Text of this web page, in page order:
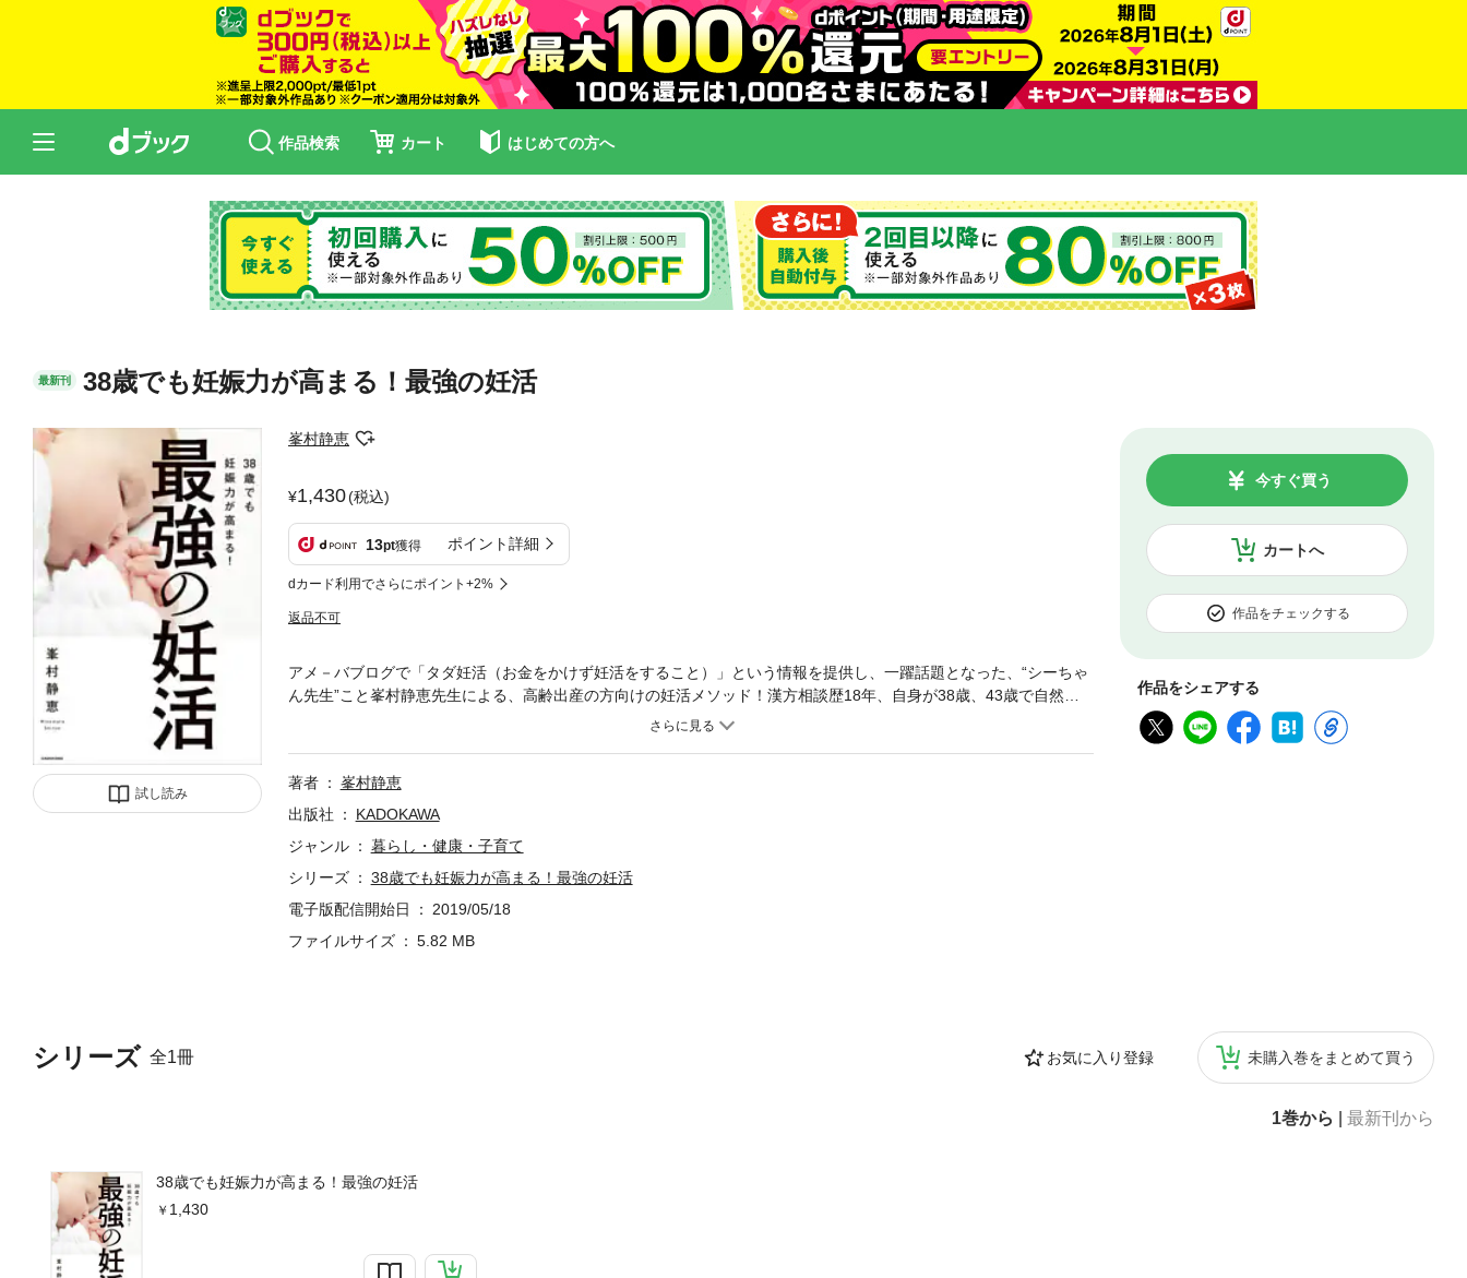
作品検索 カート はじめての方へ
最新刊 38歳でも妊娠力が高まる！最強の妊活
試し読み
峯村静恵
1,430(税込)
13pt獲得 ポイント詳細
dカード利用でさらにポイント+2%
返品不可
カートへ
今すぐ買う
作品をチェックする
作品をシェアする
シリーズ 全1冊 お気に入り登録 未購入巻をまとめて買う
1巻から 最新刊から
38歳でも妊娠力が高まる！最強の妊活
1,430
アメ－バブログで「タダ妊活（お金をかけず妊活をすること）」という情報を提供し、一躍話題となった、“シーちゃ
ん先生”こと峯村静恵先生による、高齢出産の方向けの妊活メソッド！漢方相談歴18年、自身が38歳、43歳で自然妊
娠・出産をした経験を踏まえた妊活養生術と“シーちゃんメソッド”をパワーアップさせた“新シーちゃんメソッド”を本
メンタル―気血をスムーズに流し、精神を安定させるなど、すぐに実践できることをやるだけで、あなたの体はみる
みる変わっていきます！今すぐ「新しーちゃんメソッド」で養生生活を送りましょう。～目次（一部抜粋）～第１
できる！ 新シーちゃんメソッドを始めよう・１睡眠―30代は21時、40代は20時までに就寝・２食事―「タンパク
質」を毎食とっていますか？・３疲れさせない―自分自身をいたわって・４抗酸化―錆びない身体をめざす・５メン
タル―いろいろと気にしすぎないように！第４章 タイプ別実践！「新シーちゃんメソッド」タイプ別妊活実践編・
妊・５いつも不機嫌、こじらせ肝うつ不妊・６どこも不調はないのに妊娠しない、元気いっぱい不妊・７第一子妊
著者
峯村静恵
出版社
KADOKAWA
ジャンル
暮らし・健康・子育て
シリーズ
38歳でも妊娠力が高まる！最強の妊活
電子版配信開始日
2019/05/18
ファイルサイズ
5.82 MB